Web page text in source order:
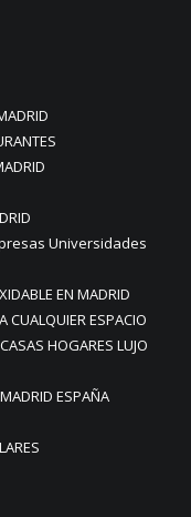
Universidades
EN MADRID
CUALQUIER ESPACIO
HOGARES LUJO
ESPAÑA